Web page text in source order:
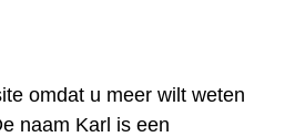
omdat u meer wilt weten
naam Karl is een